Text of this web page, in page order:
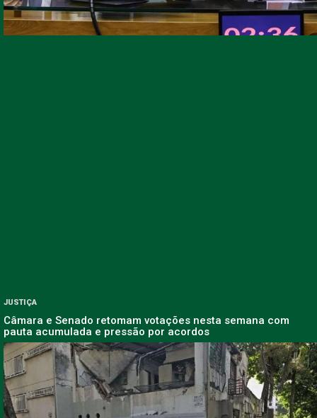
JUSTIÇA
Câmara e Senado retomam votações nesta semana com
pauta acumulada e pressão por acordos